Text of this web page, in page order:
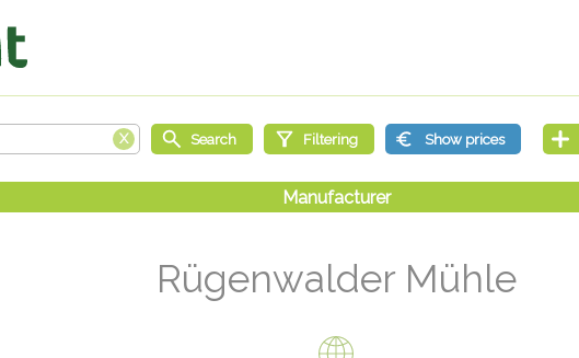
Rügenwalder Mühle